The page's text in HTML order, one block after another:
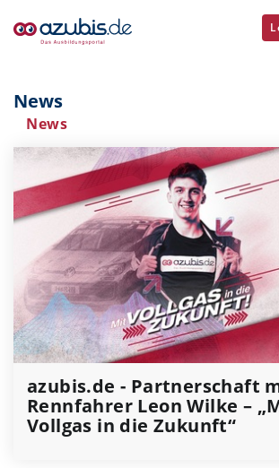
News
News
azubis.de - Partnerschaft
Rennfahrer Leon Wilke –
Vollgas in die Zukunft“